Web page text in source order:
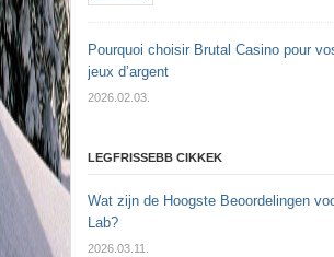
Pourquoi choisir Brutal Casino pour
jeux d’argent
2026.02.03.
LEGFRISSEBB CIKKEK
Wat zijn de Hoogste Beoordelingen
Lab?
2026.03.11.